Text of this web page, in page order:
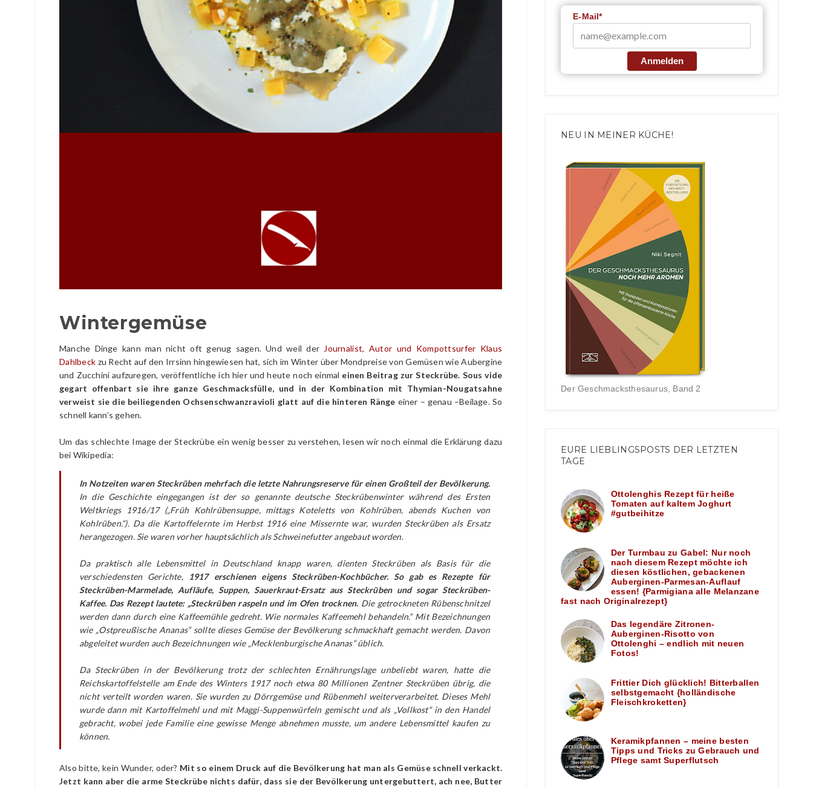
Wintergemüse
Manche Dinge kann man nicht oft genug sagen. Und weil der Journalist, Autor und Kompottsurfer Klaus
Dahlbeck zu Recht auf den Irrsinn hingewiesen hat, sich im Winter über Mondpreise von Gemüsen wie Aubergine
und Zucchini aufzuregen, veröffentliche ich hier und heute noch einmal einen Beitrag zur Steckrübe. Sous vide
gegart offenbart sie ihre ganze Geschmacksfülle, und in der Kombination mit Thymian-Nougatsahne
verweist sie die beiliegenden Ochsenschwanzravioli glatt auf die hinteren Ränge einer – genau –Beilage. So
schnell kann’s gehen.
Um das schlechte Image der Steckrübe ein wenig besser zu verstehen, lesen wir noch einmal die Erklärung dazu
bei Wikipedia:
In Notzeiten waren Steckrüben mehrfach die letzte Nahrungsreserve für einen Großteil der Bevölkerung.
In die Geschichte eingegangen ist der so genannte deutsche Steckrübenwinter während des Ersten
Weltkriegs 1916/17 („Früh Kohlrübensuppe, mittags Koteletts von Kohlrüben, abends Kuchen von
Kohlrüben.“). Da die Kartoffelernte im Herbst 1916 eine Missernte war, wurden Steckrüben als Ersatz
herangezogen. Sie waren vorher hauptsächlich als Schweinefutter angebaut worden.
Da praktisch alle Lebensmittel in Deutschland knapp waren, dienten Steckrüben als Basis für die
verschiedensten Gerichte,
1917 erschienen eigens Steckrüben-Kochbücher. So gab es Rezepte für
Steckrüben-Marmelade, Aufläufe, Suppen, Sauerkraut-Ersatz aus Steckrüben und sogar Steckrüben-
Kaffee. Das Rezept lautete: „Steckrüben raspeln und im Ofen trocknen. Die getrockneten Rübenschnitzel
werden dann durch eine Kaffeemühle gedreht. Wie normales Kaffeemehl behandeln.“ Mit Bezeichnungen
wie „Ostpreußische Ananas“ sollte dieses Gemüse der Bevölkerung schmackhaft gemacht werden. Davon
abgeleitet wurden auch Bezeichnungen wie „Mecklenburgische Ananas“ üblich.
Da Steckrüben in der Bevölkerung trotz der schlechten Ernährungslage unbeliebt waren, hatte die
Reichskartoffelstelle am Ende des Winters 1917 noch etwa 80 Millionen Zentner Steckrüben übrig, die
nicht verteilt worden waren. Sie wurden zu Dörrgemüse und Rübenmehl weiterverarbeitet. Dieses Mehl
wurde dann mit Kartoffelmehl und mit Maggi-Suppenwürfeln gemischt und als „Vollkost“ in den Handel
gebracht, wobei jede Familie eine gewisse Menge abnehmen musste, um andere Lebensmittel kaufen zu
können.
Also bitte, kein Wunder, oder? Mit so einem Druck auf die Bevölkerung hat man als Gemüse schnell verkackt.
Jetzt kann aber die arme Steckrübe nichts dafür, dass sie der Bevölkerung untergebuttert, ach nee, Butter
E-Mail*
Anmelden
NEU IN MEINER KÜCHE!
Der Geschmacksthesaurus, Band 2
EURE LIEBLINGSPOSTS DER LETZTEN
TAGE
Ottolenghis Rezept für heiße
Tomaten auf kaltem Joghurt
#gutbeihitze
Der Turmbau zu Gabel: Nur noch
nach diesem Rezept möchte ich
diesen köstlichen, gebackenen
Auberginen-Parmesan-Auflauf
essen! {Parmigiana alle Melanzane
fast nach Originalrezept}
Das legendäre Zitronen-
Auberginen-Risotto von
Ottolenghi – endlich mit neuen
Fotos!
Frittier Dich glücklich! Bitterballen
selbstgemacht {holländische
Fleischkroketten}
Keramikpfannen – meine besten
Tipps und Tricks zu Gebrauch und
Pflege samt Superflutsch